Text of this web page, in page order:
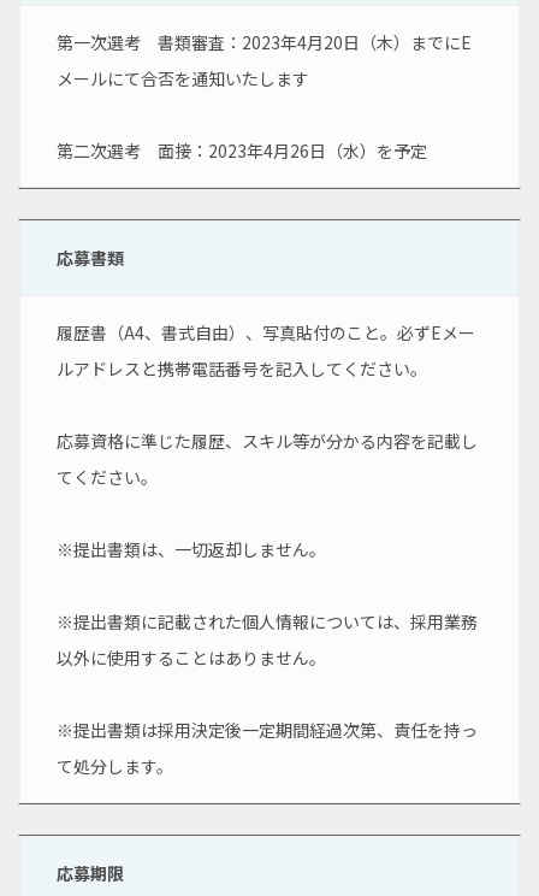
第一次選考　書類審査：2023年4月20日（木）までにE
メールにて合否を通知いたします
第二次選考　面接：2023年4月26日（水）を予定
応募書類
履歴書（A4、書式自由）、写真貼付のこと。必ずEメー
ルアドレスと携帯電話番号を記入してください。
応募資格に準じた履歴、スキル等が分かる内容を記載し
てください。
※提出書類は、一切返却しません。
※提出書類に記載された個人情報については、採用業務
以外に使用することはありません。
※提出書類は採用決定後一定期間経過次第、責任を持っ
て処分します。
応募期限